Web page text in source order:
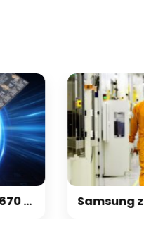
Čínský výrobce zvládl „X670 XPANSION KIT“ levněji, dostupně a lépe než ASRock